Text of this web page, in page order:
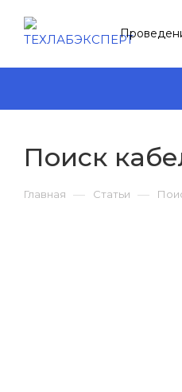
Поиск
Главная — Статьи —